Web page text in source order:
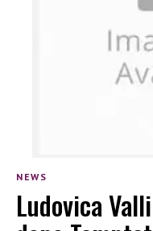
NEWS
Ludovica